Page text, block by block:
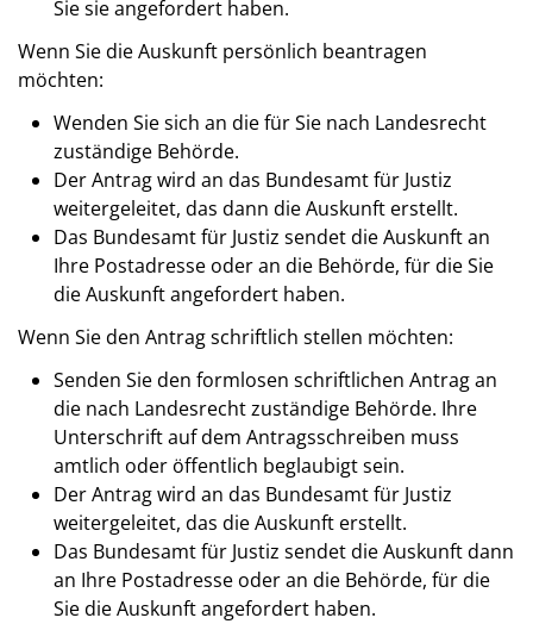
Sie sie angefordert haben.
Wenn Sie die Auskunft persönlich beantragen
möchten:
Wenden Sie sich an die für Sie nach Landesrecht
zuständige Behörde.
Der Antrag wird an das Bundesamt für Justiz
weitergeleitet, das dann die Auskunft erstellt.
Das Bundesamt für Justiz sendet die Auskunft an
Ihre Postadresse oder an die Behörde, für die Sie
die Auskunft angefordert haben.
Wenn Sie den Antrag schriftlich stellen möchten:
Senden Sie den formlosen schriftlichen Antrag an
die nach Landesrecht zuständige Behörde. Ihre
Unterschrift auf dem Antragsschreiben muss
amtlich oder öffentlich beglaubigt sein.
Der Antrag wird an das Bundesamt für Justiz
weitergeleitet, das die Auskunft erstellt.
Das Bundesamt für Justiz sendet die Auskunft dann
an Ihre Postadresse oder an die Behörde, für die
Sie die Auskunft angefordert haben.